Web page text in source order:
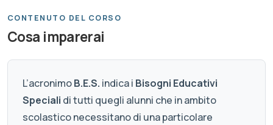
CONTENUTO DEL CORSO
Cosa imparerai
L’acronimoB.E.S. indica i Bisogni Educativi
Speciali di tutti quegli alunni che in ambito
scolastico necessitano di una particolare